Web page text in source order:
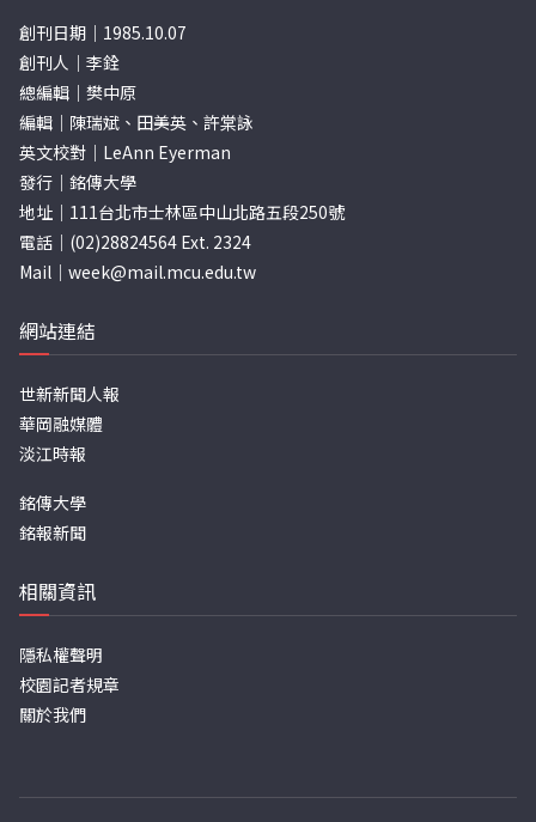
創刊日期｜1985.10.07
創刊人｜李銓
總編輯｜樊中原
編輯｜陳瑞斌、田美英、許棠詠
英文校對｜LeAnn Eyerman
發行｜銘傳大學
地址｜111台北市士林區中山北路五段250號
電話｜(02)28824564 Ext. 2324
Mail｜ week@mail.mcu.edu.tw
網站連結
世新新聞人報
華岡融媒體
淡江時報
銘傳大學
銘報新聞
相關資訊
隱私權聲明
校園記者規章
關於我們